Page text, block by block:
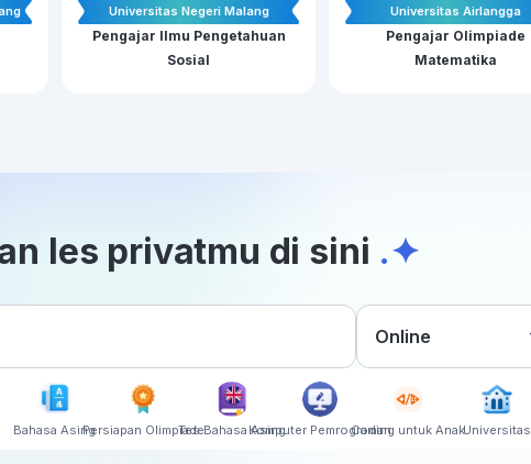
Universitas Negeri Malang
Pengajar Ilmu Pengetahuan
Sosial
Universitas Airlangga
Pengajar Olimpiade
Matematika
les privatmu di sini .✦
Online
Bahasa AsingPersiapan OlimpiadeTes Bahasa AsingKomputer PemrogramanCoding untuk AnakUniversitas